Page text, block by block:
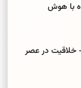
با هوش
خلاقیت در عصر